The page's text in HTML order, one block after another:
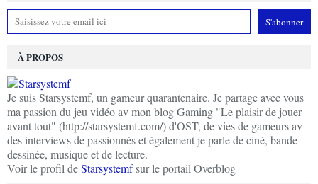
À PROPOS
Je suis Starsystemf, un gameur quarantenaire. Je partage avec vous
ma passion du jeu vidéo av mon blog Gaming "Le plaisir de jouer
avant tout" (http://starsystemf.com/) d'OST, de vies de gameurs av
des interviews de passionnés et également je parle de ciné, bande
dessinée, musique et de lecture.
Voir le profil deStarsystemfsur le portail Overblog